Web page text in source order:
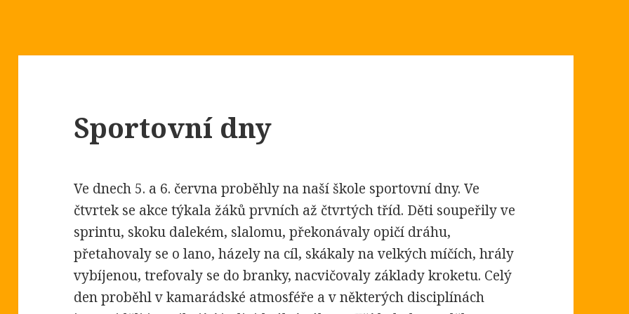
Sportovní dny
Ve dnech 5. a 6. června proběhly na naší škole sportovní dny. Ve
čtvrtek se akce týkala žáků prvních až čtvrtých tříd. Děti soupeřily ve
sprintu, skoku dalekém, slalomu, překonávaly opičí dráhu,
přetahovaly se o lano, házely na cíl, skákaly na velkých míčích, hrály
vybíjenou, trefovaly se do branky, nacvičovaly základy kroketu. Celý
den proběhl v kamarádské atmosféře a v některých disciplínách